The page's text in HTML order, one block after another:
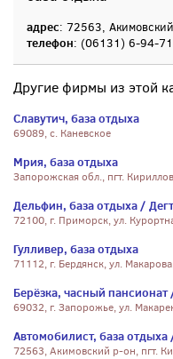
адрес: 72563,
телефон: (06131) 6-94-71
Другие фирмы из этой
Славутич, база отдыха
69089, с. Каневское
Мрия, база отдыха
Запорожская обл., пгт.
Дельфин, база отдыха /
72100, г. Приморск, ул.
Гулливер, база отдыха
71112, г. Бердянск, ул.
Берёзка, часный пансионат
69032, г. Запорожье, ул.
Автомобилист, база
72563, Акимовский р-он, пгт.